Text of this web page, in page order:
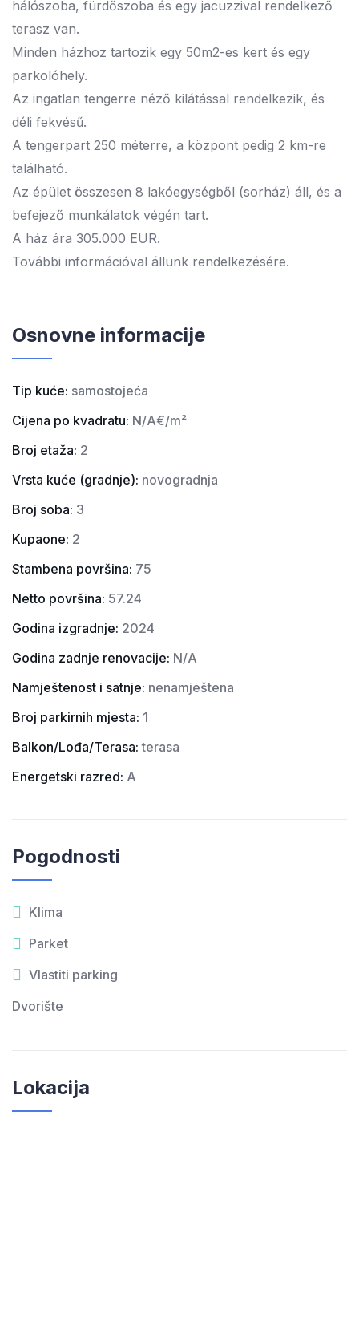
hálószoba, fürdőszoba és egy jacuzzival rendelkező
terasz van.
Minden házhoz tartozik egy 50m2-es kert és egy
parkolóhely.
Az ingatlan tengerre néző kilátással rendelkezik, és
déli fekvésű.
A tengerpart 250 méterre, a központ pedig 2 km-re
található.
Az épület összesen 8 lakóegységből (sorház) áll, és a
befejező munkálatok végén tart.
A ház ára 305.000 EUR.
További információval állunk rendelkezésére.
Osnovne informacije
Tip kuće: samostojeća
Cijena po kvadratu: N/A
Broj etaža: 2
Vrsta kuće (gradnje): novogradnja
Broj soba: 3
Kupaone: 2
Stambena površina: 75
Netto površina: 57.24
Godina izgradnje: 2024
Godina zadnje renovacije: N/A
Namještenost i satnje: nenamještena
Broj parkirnih mjesta: 1
Balkon/Lođa/Terasa: terasa
Energetski razred: A
Pogodnosti
Klima
Parket
Vlastiti parking
Dvorište
Lokacija